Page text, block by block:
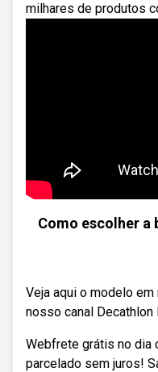
milhares de produtos
Como escolher a
Veja aqui o modelo
nosso canal Decathlon
Webfrete grátis no dia
parcelado sem juros!